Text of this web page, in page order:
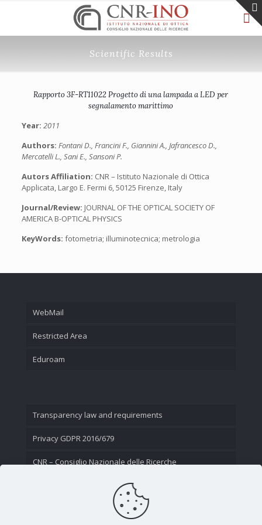
Scientific Results
Rapporto 3F-RT11022 Progetto di una lampada a LED per
segnalamento marittimo
Year: 2011
Authors: Fontani D., Francini F., Giannini A., Jafrancesco D.,
Mercatelli L., Sani E., Sansoni P.
Autors Affiliation: CNR – Istituto Nazionale di Ottica
Applicata, Largo E. Fermi 6, 50125 Firenze, Italy
Journal/Review: JOURNAL OF THE OPTICAL SOCIETY OF
AMERICA B-OPTICAL PHYSICS
KeyWords: fotometria; illuminotecnica; metrologia
WebMail
Restricted Area
Eduroam
Transparency law and requirements
Privacy GDPR 2016/679
CNR – Consiglio Nazionale delle Ricerche